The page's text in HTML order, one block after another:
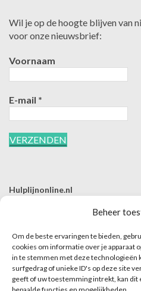
Beheer
Om de beste ervaringen te bieden,
cookies om informatie over je apparaat
in te stemmen met deze technologieën
surfgedrag of unieke ID's op deze site
geeft of uw toestemming intrekt, kan dit
Wil je op de hoogte blijven van
voor onze nieuwsbrief:
Voornaam
E-mail *
Hulplijnonline.nl
E | info@hulplijnonline.nl
Contactformulier
Over Hulplijnonline.nl
Het team van Hulplijnonline.nl